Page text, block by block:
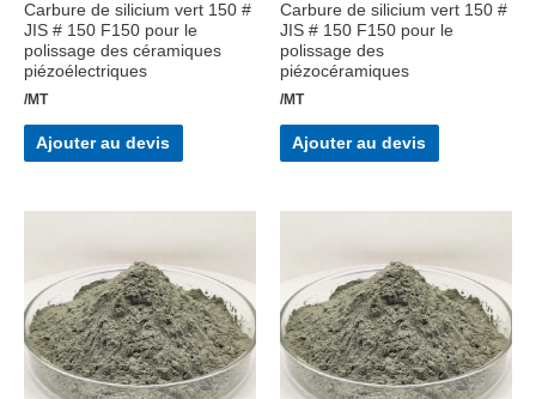
Carbure de silicium vert 150 #
JIS # 150 F150 pour le
polissage des céramiques
piézoélectriques
/MT
Ajouter au devis
Carbure de silicium vert 150 #
JIS # 150 F150 pour le
polissage des
piézocéramiques
/MT
Ajouter au devis